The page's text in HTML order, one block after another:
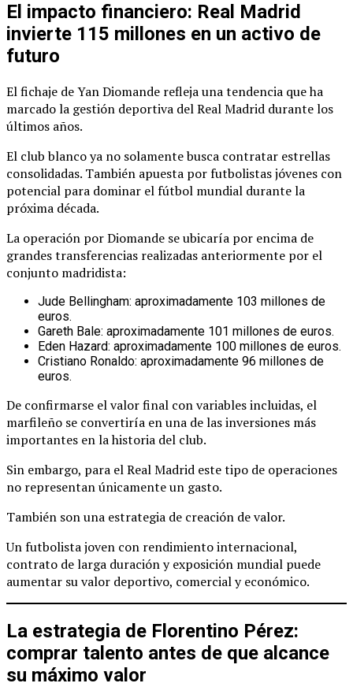
El impacto financiero: Real Madrid
invierte 115 millones en un activo de
futuro
El fichaje de Yan Diomande refleja una tendencia que ha
marcado la gestión deportiva del Real Madrid durante los
últimos años.
El club blanco ya no solamente busca contratar estrellas
consolidadas. También apuesta por futbolistas jóvenes con
potencial para dominar el fútbol mundial durante la
próxima década.
La operación por Diomande se ubicaría por encima de
grandes transferencias realizadas anteriormente por el
conjunto madridista:
Jude Bellingham: aproximadamente 103 millones de
euros.
Gareth Bale: aproximadamente 101 millones de euros.
Eden Hazard: aproximadamente 100 millones de euros.
Cristiano Ronaldo: aproximadamente 96 millones de
euros.
De confirmarse el valor final con variables incluidas, el
marfileño se convertiría en una de las inversiones más
importantes en la historia del club.
Sin embargo, para el Real Madrid este tipo de operaciones
no representan únicamente un gasto.
También son una estrategia de creación de valor.
Un futbolista joven con rendimiento internacional,
contrato de larga duración y exposición mundial puede
aumentar su valor deportivo, comercial y económico.
La estrategia de Florentino Pérez:
comprar talento antes de que alcance
su máximo valor